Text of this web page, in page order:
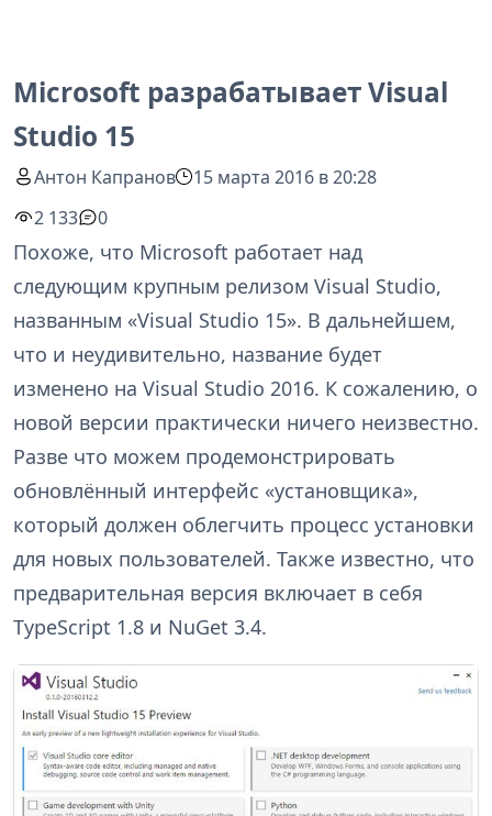
Microsoft разрабатывает Visual
Studio 15
Антон Капранов
15 марта 2016 в 20:28
2 133
0
Похоже, что Microsoft работает над
следующим крупным релизом Visual Studio,
названным «Visual Studio 15». В дальнейшем,
что и неудивительно, название будет
изменено на Visual Studio 2016. К сожалению, о
новой версии практически ничего неизвестно.
Разве что можем продемонстрировать
обновлённый интерфейс «установщика»,
который должен облегчить процесс установки
для новых пользователей. Также известно, что
предварительная версия включает в себя
TypeScript 1.8 и NuGet 3.4.